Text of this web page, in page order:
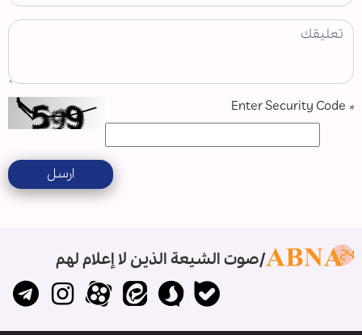
*
ارسل
صوت الشيعة الذين لا إعلام لهم